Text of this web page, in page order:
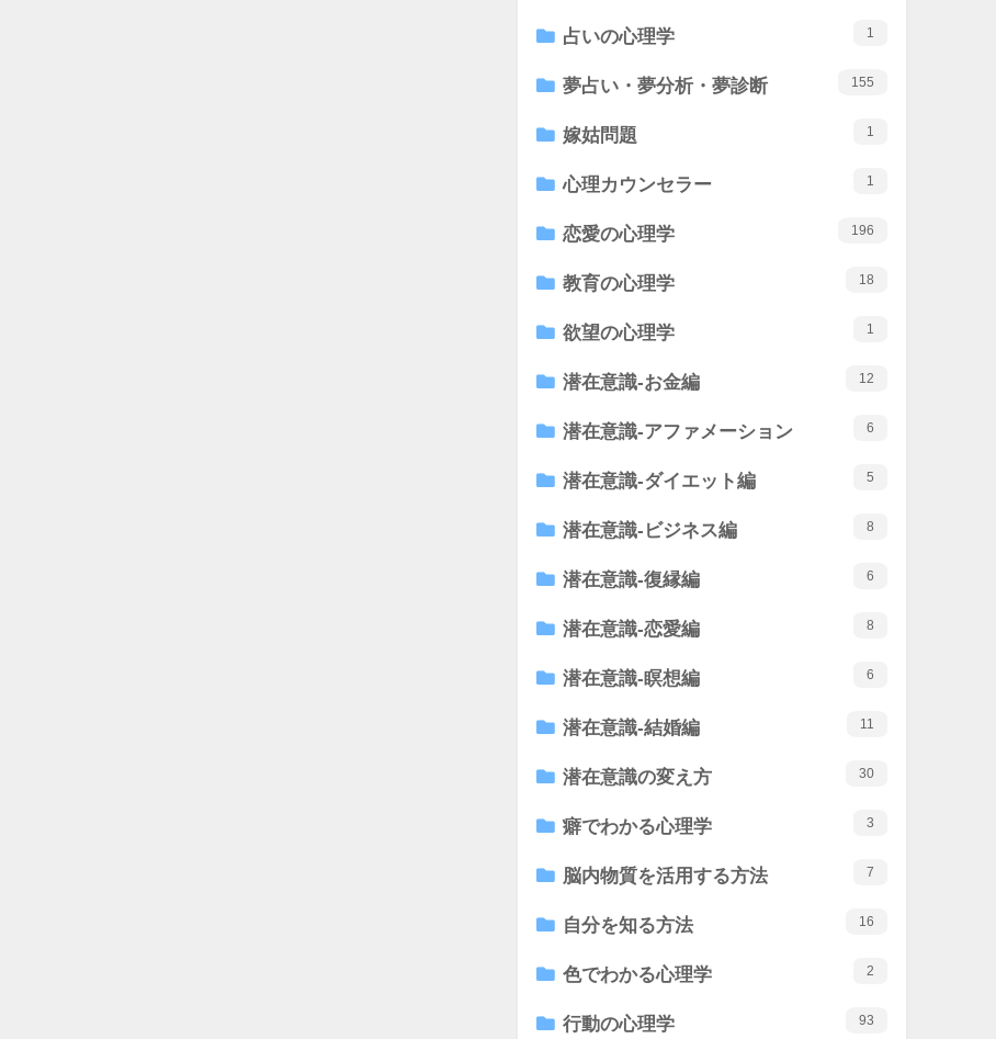
占いの心理学 1
夢占い・夢分析・夢診断 155
嫁姑問題 1
心理カウンセラー 1
恋愛の心理学 196
教育の心理学 18
欲望の心理学 1
潜在意識-お金編 12
潜在意識-アファメーション 6
潜在意識-ダイエット編 5
潜在意識-ビジネス編 8
潜在意識-復縁編 6
潜在意識-恋愛編 8
潜在意識-瞑想編 6
潜在意識-結婚編 11
潜在意識の変え方 30
癖でわかる心理学 3
脳内物質を活用する方法 7
自分を知る方法 16
色でわかる心理学 2
行動の心理学 93